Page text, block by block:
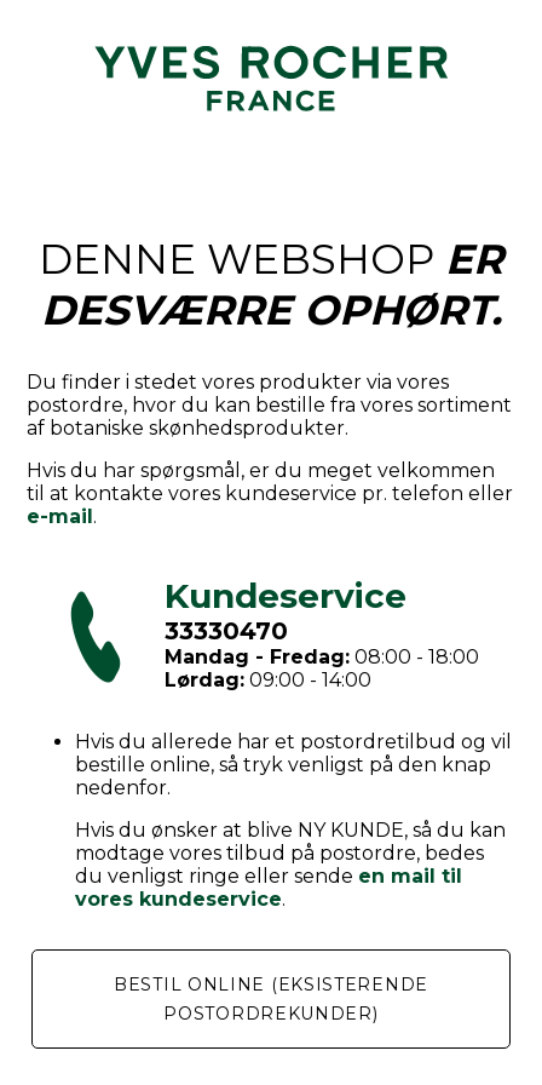
DENNE WEBSHOP ER
DESVÆRRE OPHØRT.
Du finder i stedet vores produkter via vores
postordre, hvor du kan bestille fra vores sortiment
af botaniske skønhedsprodukter.
Hvis du har spørgsmål, er du meget velkommen
til at kontakte vores kundeservice pr. telefon eller
e-mail.
Kundeservice
33330470
Mandag - Fredag:08:00 - 18:00
Lørdag:09:00 - 14:00
Hvis du allerede har et postordretilbud og vil
bestille online, så tryk venligst på den knap
nedenfor.
Hvis du ønsker at blive NY KUNDE, så du kan
modtage vores tilbud på postordre, bedes
du venligst ringe eller sende en mail til
vores kundeservice.
BESTIL ONLINE (EKSISTERENDE
POSTORDREKUNDER)